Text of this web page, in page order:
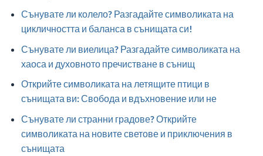
Сънувате ли колело? Разгадайте символиката на
цикличността и баланса в сънищата си!
Сънувате ли виелица? Разгадайте символиката на
хаоса и духовното пречистване в сънищ
Открийте символиката на летящите птици в
сънищата ви: Свобода и вдъхновение или не
Сънувате ли странни градове? Открийте
символиката на новите светове и приключения в
сънищата